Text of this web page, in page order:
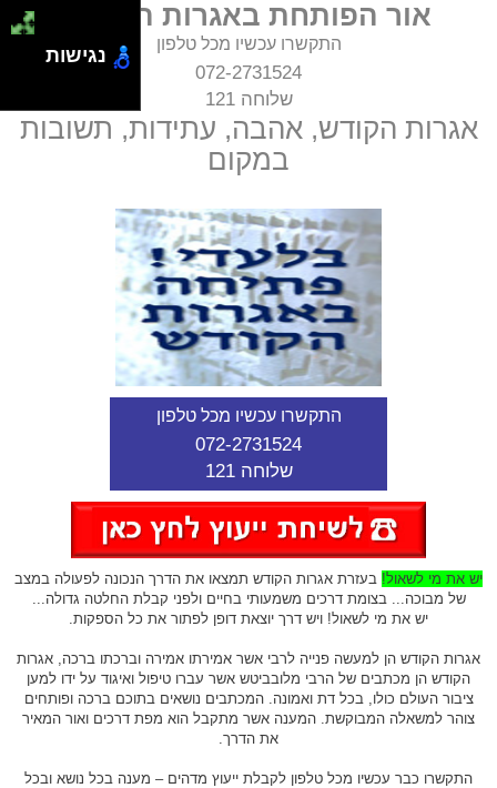
אור הפותחת באגרות הקודש
התקשרו עכשיו מכל טלפון
072-2731524
שלוחה 121
אגרות הקודש, אהבה, עתידות, תשובות
במקום
התקשרו עכשיו מכל טלפון
072-2731524
שלוחה 121
יש את מי לשאול! בעזרת אגרות הקודש תמצאו את הדרך הנכונה לפעולה במצב
של מבוכה... בצומת דרכים משמעותי בחיים ולפני קבלת החלטה גדולה...
יש את מי לשאול! ויש דרך יוצאת דופן לפתור את כל הספקות.
אגרות הקודש הן למעשה פנייה לרבי אשר אמירתו אמירה וברכתו ברכה, אגרות
הקודש הן מכתבים של הרבי מלובביטש אשר עברו טיפול ואיגוד על ידו למען
ציבור העולם כולו, בכל דת ואמונה. המכתבים נושאים בתוכם ברכה ופותחים
צוהר למשאלה המבוקשת. המענה אשר מתקבל הוא מפת דרכים ואור המאיר
את הדרך.
התקשרו כבר עכשיו מכל טלפון לקבלת ייעוץ מדהים – מענה בכל נושא ובכל
נגישות